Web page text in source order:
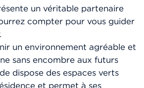
un véritable partenaire
compter pour vous guider
un environnement agréable et
sans encombre aux futurs
dispose des espaces verts
et permet à ses